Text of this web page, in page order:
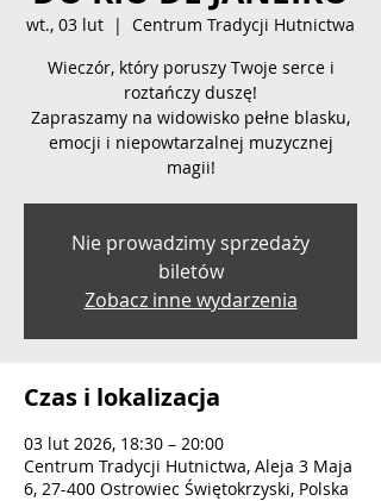
wt., 03 lut
  |
Centrum Tradycji Hutnictwa
Wieczór, który poruszy Twoje serce i
roztańczy duszę!
Zapraszamy na widowisko pełne blasku,
emocji i niepowtarzalnej muzycznej
magii!
Nie prowadzimy sprzedaży
biletów
Zobacz inne wydarzenia
Czas i lokalizacja
03 lut 2026, 18:30 – 20:00
Centrum Tradycji Hutnictwa, Aleja 3 Maja
6, 27-400 Ostrowiec Świętokrzyski, Polska